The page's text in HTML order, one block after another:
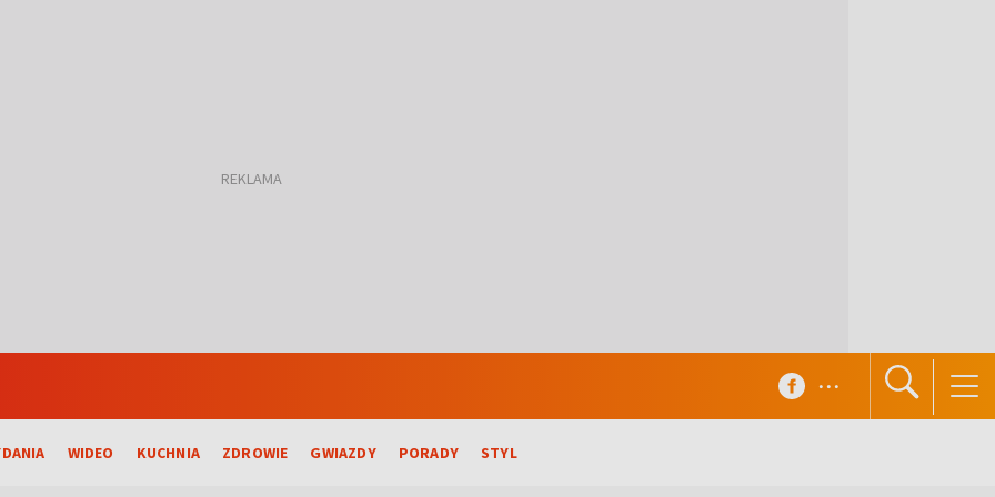
WIDEO KUCHNIA ZDROWIE GWIAZDY PORADY STYL
...